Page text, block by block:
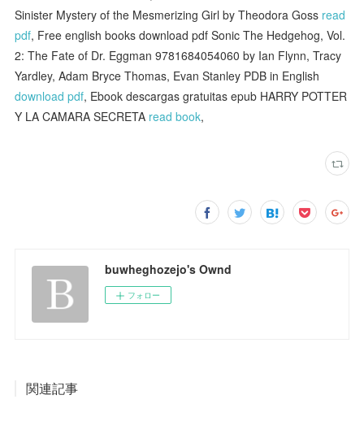
Sinister Mystery of the Mesmerizing Girl by Theodora Goss read
pdf, Free english books download pdf Sonic The Hedgehog, Vol.
2: The Fate of Dr. Eggman 9781684054060 by Ian Flynn, Tracy
Yardley, Adam Bryce Thomas, Evan Stanley PDB in English
download pdf, Ebook descargas gratuitas epub HARRY POTTER
Y LA CAMARA SECRETA read book,
buwheghozejo's Ownd
フォロー
関連記事